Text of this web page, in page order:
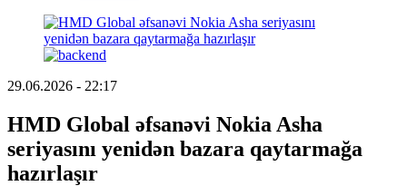
29.06.2026 - 22:17
HMD Global əfsanəvi Nokia Asha
seriyasını yenidən bazara qaytarmağa
hazırlaşır